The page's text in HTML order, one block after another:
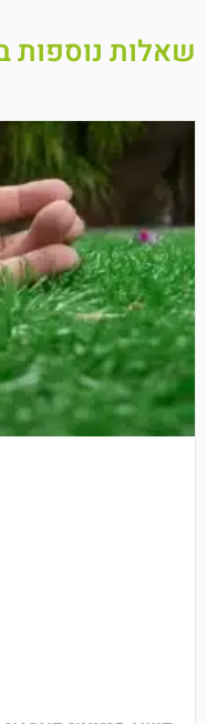
שאלות נוספות